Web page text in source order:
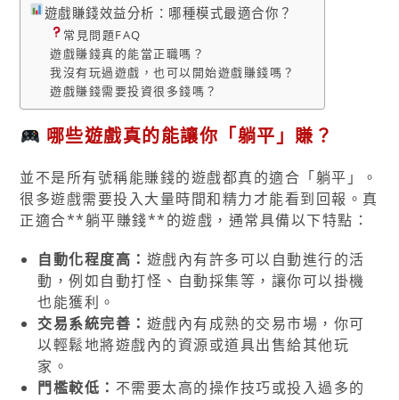
遊戲賺錢效益分析：哪種模式最適合你？
常見問題FAQ
遊戲賺錢真的能當正職嗎？
我沒有玩過遊戲，也可以開始遊戲賺錢嗎？
遊戲賺錢需要投資很多錢嗎？
哪些遊戲真的能讓你「躺平」賺？
並不是所有號稱能賺錢的遊戲都真的適合「躺平」。
很多遊戲需要投入大量時間和精力才能看到回報。真
正適合**躺平賺錢**的遊戲，通常具備以下特點：
自動化程度高： 遊戲內有許多可以自動進行的活
動，例如自動打怪、自動採集等，讓你可以掛機
也能獲利。
交易系統完善： 遊戲內有成熟的交易市場，你可
以輕鬆地將遊戲內的資源或道具出售給其他玩
家。
門檻較低： 不需要太高的操作技巧或投入過多的